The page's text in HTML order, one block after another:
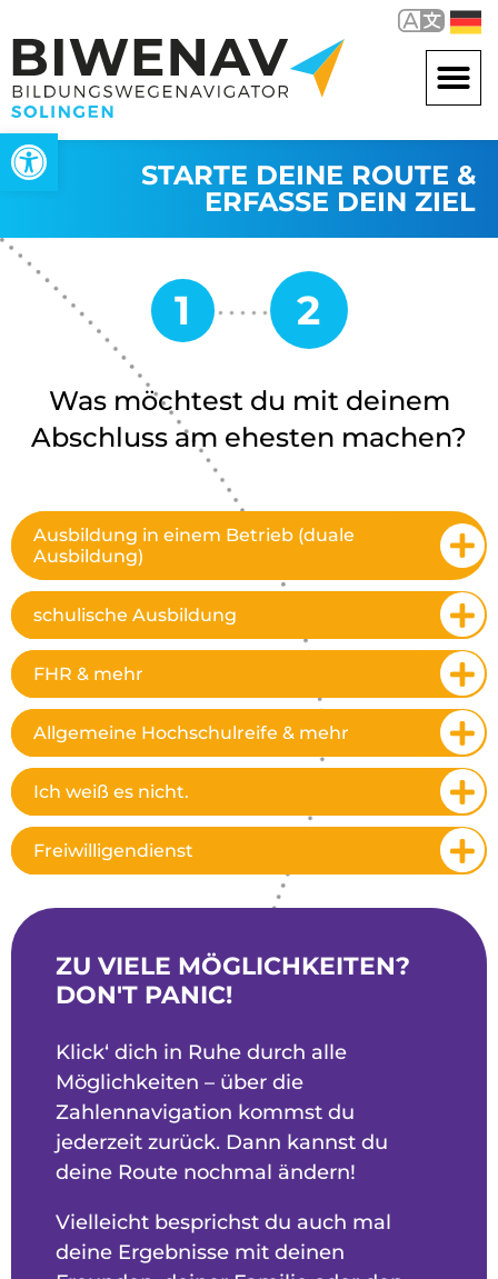
Werkzeugleiste öffnen
STARTE DEINE ROUTE &
ERFASSE DEIN ZIEL
Was möchtest du mit deinem
Abschluss am ehesten machen?
Ausbildung in einem Betrieb (duale
Ausbildung)
schulische Ausbildung
FHR & mehr
Allgemeine Hochschulreife & mehr
Ich weiß es nicht.
Freiwilligendienst
ZU VIELE MÖGLICHKEITEN?
DON'T PANIC!
Klick‘ dich in Ruhe durch alle
Möglichkeiten – über die
Zahlennavigation kommst du
jederzeit zurück. Dann kannst du
deine Route nochmal ändern!
Vielleicht besprichst du auch mal
deine Ergebnisse mit deinen